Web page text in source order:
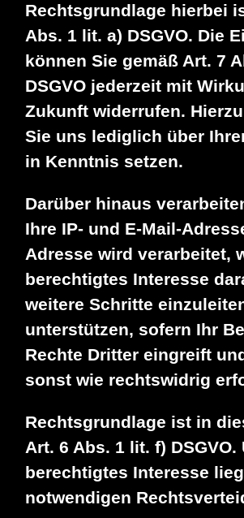
Rechtsgrundlage hierbei
Abs. 1 lit. a) DSGVO. Die
können Sie gemäß Art. 7
DSGVO jederzeit mit
Zukunft widerrufen.
Sie uns lediglich über
in Kenntnis setzen.
Darüber hinaus
Ihre IP- und E-Mail-
Adresse wird verarbeitet,
berechtigtes Interesse
weitere Schritte
unterstützen, sofern Ihr
Rechte Dritter eingreift
sonst wie rechtswidrig
Rechtsgrundlage ist in
Art. 6 Abs. 1 lit. f) DSGVO.
berechtigtes Interesse
notwendigen